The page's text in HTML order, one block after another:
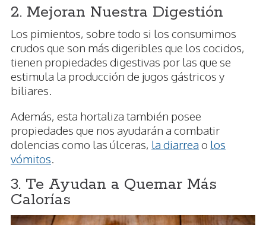
2. Mejoran Nuestra Digestión
Los pimientos, sobre todo si los consumimos
crudos que son más digeribles que los cocidos,
tienen propiedades digestivas por las que se
estimula la producción de jugos gástricos y
biliares.
Además, esta hortaliza también posee
propiedades que nos ayudarán a combatir
dolencias como las úlceras, la diarrea o los
vómitos
3. Te Ayudan a Quemar Más
Calorías